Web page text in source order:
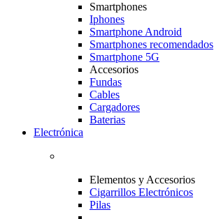
Smartphones
Iphones
Smartphone Android
Smartphones recomendados
Smartphone 5G
Accesorios
Fundas
Cables
Cargadores
Baterias
Electrónica
Elementos y Accesorios
Cigarrillos Electrónicos
Pilas